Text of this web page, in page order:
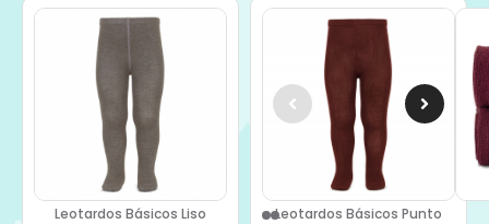
Leotardos Básicos Liso
Leotardos Básicos Punto